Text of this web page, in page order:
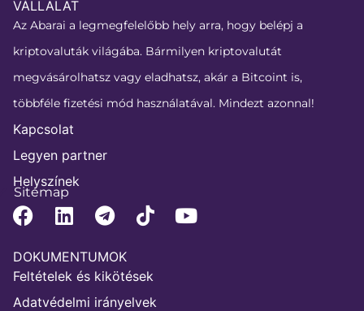
VÁLLALAT
Az Abarai a legmegfelelőbb hely arra, hogy belépj a
kriptovaluták világába. Bármilyen kriptovalutát
megvásárolhatsz vagy eladhatsz, akár a Bitcoint is,
többféle fizetési mód használatával. Mindezt azonnal!
Kapcsolat
Legyen partner
Helyszínek
Sitemap
DOKUMENTUMOK
Feltételek és kikötések
Adatvédelmi irányelvek